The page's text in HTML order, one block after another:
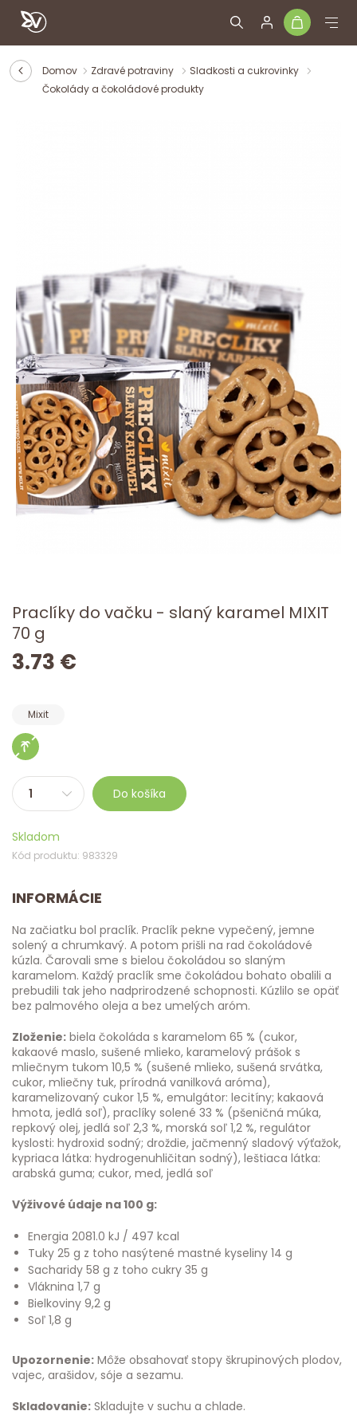
Domov Zdravé potraviny
Sladkosti a cukrovinky
Čokolády a čokoládové produkty
Praclíky do vačku - slaný karamel MIXIT
70 g
3.73 €
Mixit
Do košíka
Skladom
Kód produktu: 983329
INFORMÁCIE
Na začiatku bol praclík. Praclík pekne vypečený, jemne
solený a chrumkavý. A potom prišli na rad čokoládové
kúzla. Čarovali sme s bielou čokoládou so slaným
karamelom. Každý praclík sme čokoládou bohato obalili a
prebudili tak jeho nadprirodzené schopnosti. Kúzlilo se opäť
bez palmového oleja a bez umelých aróm.
Zloženie: biela čokoláda s karamelom 65 % (cukor,
kakaové maslo, sušené mlieko, karamelový prášok s
mliečnym tukom 10,5 % (sušené mlieko, sušená srvátka,
cukor, mliečny tuk, prírodná vanilková aróma),
karamelizovaný cukor 1,5 %, emulgátor: lecitíny; kakaová
hmota, jedlá soľ), praclíky solené 33 % (pšeničná múka,
repkový olej, jedlá soľ 2,3 %, morská soľ 1,2 %, regulátor
kyslosti: hydroxid sodný; droždie, jačmenný sladový výťažok,
kypriaca látka: hydrogenuhličitan sodný), leštiaca látka:
arabská guma; cukor, med, jedlá soľ
Výživové údaje na 100 g:
Energia 2081.0 kJ / 497 kcal
Tuky 25 g z toho nasýtené mastné kyseliny 14 g
Sacharidy 58 g z toho cukry 35 g
Vláknina 1,7 g
Bielkoviny 9,2 g
Soľ 1,8 g
Upozornenie: Môže obsahovať stopy škrupinových plodov,
vajec, arašidov, sóje a sezamu.
Skladovanie: Skladujte v suchu a chlade.